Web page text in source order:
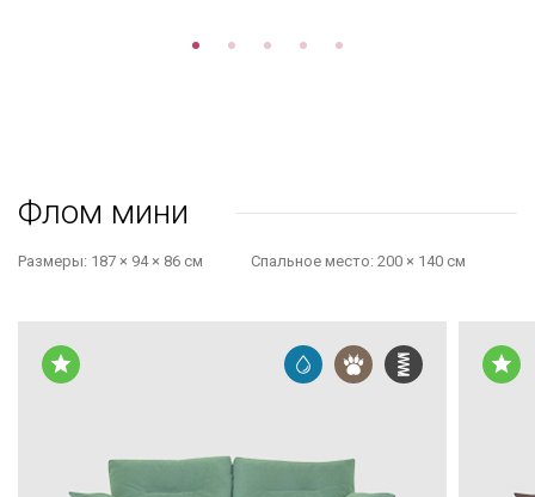
Флом мини
Размеры: 187 × 94 × 86 см Cпальное место: 200 × 140 см